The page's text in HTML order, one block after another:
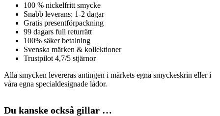
100 % nickelfritt smycke
Snabb leverans: 1-2 dagar
Gratis presentförpackning
99 dagars full returrätt
100% säker betalning
Svenska märken & kollektioner
Trustpilot 4,7/5 stjärnor
Alla smycken levereras antingen i märkets egna smyckeskrin eller i
våra egna specialdesignade lådor.
Du kanske också gillar …